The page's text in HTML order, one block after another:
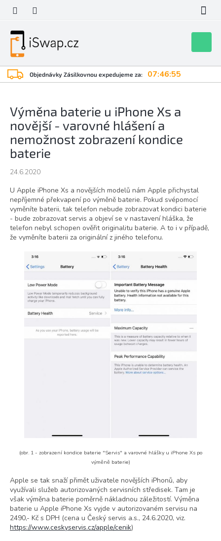
obsah
Objednávky Zásilkovnou expedujeme za: 07:46:55
košík
Výměna baterie u iPhone Xs a
novější - varovné hlášení a
nemožnost zobrazení kondice
baterie
24.6.2020
U Apple iPhone Xs a novějších modelů nám Apple přichystal
nepříjemné překvapení po výměně baterie. Pokud svépomocí
vyměníte baterii, tak telefon nebude zobrazovat kondici baterie
- bude zobrazovat servis a objeví se v nastavení hláška, že
telefon nebyl schopen ověřit originalitu baterie. A to i v případě,
že vyměníte baterii za originální z jiného telefonu.
(obr. 1 - zobrazení kondice baterie "Servis" a varovné hlášky u iPhone Xs po
výměně baterie)
Apple se tak snaží přimět uživatele novějších iPhonů, aby
využívali služeb autorizovaných servisních středisek. Tam je
však výměna baterie poměrně nákladnou záležitostí. Výměna
baterie u Apple iPhone Xs vyjde v autorizovaném servisu na
2490,- Kč s DPH (cena u Český servis a.s., 24.6.2020, viz.
https://www.ceskyservis.cz/apple/cenik)